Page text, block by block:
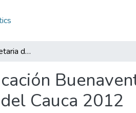
Plan de Acción secretaria de Educación Buenaventura Valle del Cauca 2012: PASE Buenaventura Valle del Cauca 2012
Cauca 2012